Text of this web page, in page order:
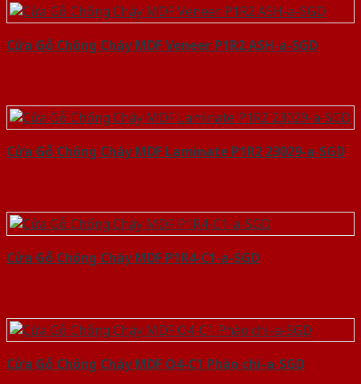
Cửa Gỗ Chống Cháy MDF Veneer P1R2 ASH-a-SGD
Cửa Gỗ Chống Cháy MDF Laminate P1R2 23029-a-SGD
Cửa Gỗ Chống Cháy MDF P1R4-C1-a-SGD
Cửa Gỗ Chống Cháy MDF O4-C1 Phào chi-a-SGD